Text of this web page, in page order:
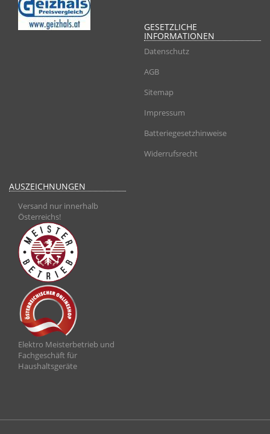
GESETZLICHE
INFORMATIONEN
Datenschutz
AGB
Sitemap
Impressum
Batteriegesetzhinweise
Widerrufsrecht
AUSZEICHNUNGEN
Versand nur innerhalb
Österreichs!
Elektro Meisterbetrieb und
Fachgeschäft für
Haushaltsgeräte